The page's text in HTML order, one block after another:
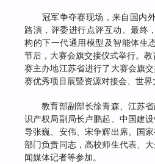
冠军争夺赛现场，来自国内
路演，评委进行点评互动。最终
构的下一代通用模型及智能体生
节后，大赛会旗交接仪式举行。
赛主办地江苏省进行了大赛会旗
赛优秀项目展暨资源对接会、世界
教育部副部长徐青森、江苏省
识产权局副局长卢鹏起、中国建
导张巍、安伟、宋争辉出席。国
部门负责同志，高校师生代表、
闻媒体记者等参加。